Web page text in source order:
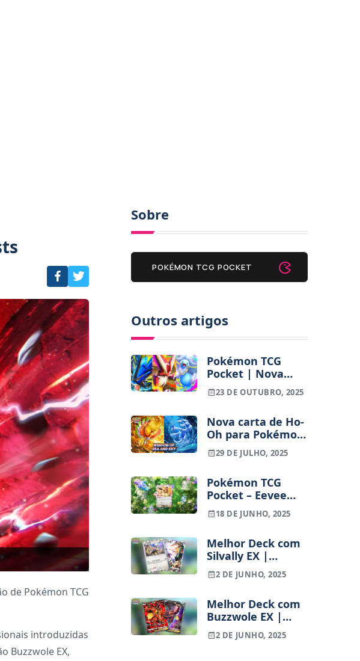
de Pokémon TCG
introduzidas
Buzzwole EX,
Sobre
POKÉMON TCG POCKET
Outros artigos
Pokémon TCG
Pocket | Nova
expansão “Mega
Rising” chega a 30
23 DE OUTUBRO, 2025
Nova carta de Ho-
Oh para Pokémon
TCG Pocket parece
cópia de arte
29 DE JULHO, 2025
Pokémon TCG
Pocket – Eevee
Grove é a nova
expansão e traz
Eeeveelutions
18 DE JUNHO, 2025
Melhor Deck com
Silvally EX |
Pokémon TCG
Pocket
2 DE JUNHO, 2025
Melhor Deck com
Buzzwole EX |
Pokémon TCG
Pocket
2 DE JUNHO, 2025